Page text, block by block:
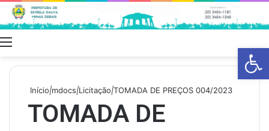
skin
Início|mdocs|Licitação|TOMADA DE PREÇOS 004/2023
TOMADA DE
Barra de